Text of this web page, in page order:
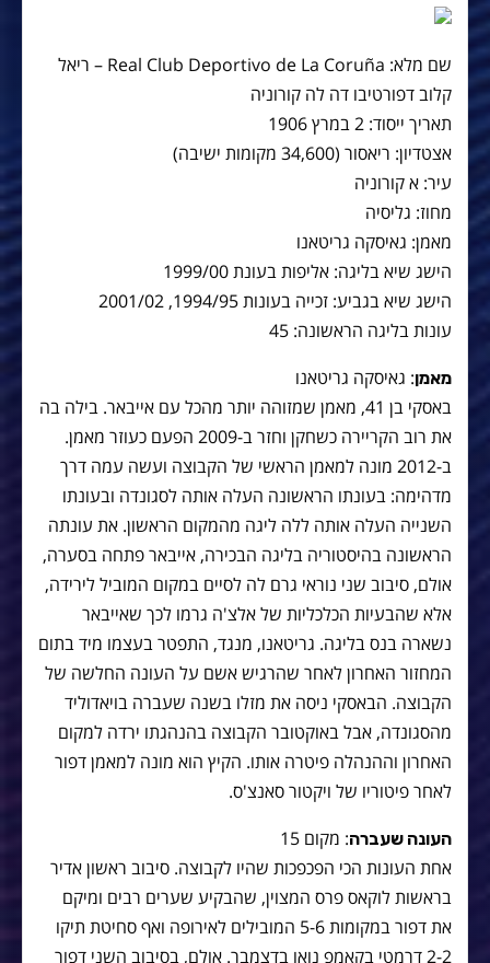
שם מלא: Real Club Deportivo de La Coruña – ריאל
קלוב דפורטיבו דה לה קורוניה
תאריך ייסוד: 2 במרץ 1906
אצטדיון: ריאסור (34,600 מקומות ישיבה)
עיר: א קורוניה
מחוז: גליסיה
מאמן: גאיסקה גריטאנו
הישג שיא בליגה: אליפות בעונת 1999/00
הישג שיא בגביע: זכייה בעונות 1994/95, 2001/02
עונות בליגה הראשונה: 45
מאמן: גאיסקה גריטאנו
באסקי בן 41, מאמן שמזוהה יותר מהכל עם אייבאר. בילה בה
את רוב הקריירה כשחקן וחזר ב-2009 הפעם כעוזר מאמן.
ב-2012 מונה למאמן הראשי של הקבוצה ועשה עמה דרך
מדהימה: בעונתו הראשונה העלה אותה לסגונדה ובעונתו
השנייה העלה אותה ללה ליגה מהמקום הראשון. את עונתה
הראשונה בהיסטוריה בליגה הבכירה, אייבאר פתחה בסערה,
אולם, סיבוב שני נוראי גרם לה לסיים במקום המוביל לירידה,
אלא שהבעיות הכלכליות של אלצ'ה גרמו לכך שאייבאר
נשארה בנס בליגה. גריטאנו, מנגד, התפטר בעצמו מיד בתום
המחזור האחרון לאחר שהרגיש אשם על העונה החלשה של
הקבוצה. הבאסקי ניסה את מזלו בשנה שעברה בויאדוליד
מהסגונדה, אבל באוקטובר הקבוצה בהנהגתו ירדה למקום
האחרון וההנהלה פיטרה אותו. הקיץ הוא מונה למאמן דפור
לאחר פיטוריו של ויקטור סאנצ'ס.
העונה שעברה: מקום 15
אחת העונות הכי הפכפכות שהיו לקבוצה. סיבוב ראשון אדיר
בראשות לוקאס פרס המצוין, שהבקיע שערים רבים ומיקם
את דפור במקומות 5-6 המובילים לאירופה ואף סחיטת תיקו
2-2 דרמטי בקאמפ נואו בדצמבר. אולם, בסיבוב השני דפור